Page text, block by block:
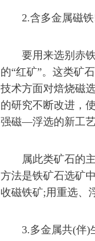
2.含多金属磁铁!
要用来选别赤铁
的“红矿”。这类矿
技术方面对焙烧磁
的研究不断改进，
强磁—浮选的新工艺
属此类矿石的主
方法是铁矿石选矿
收磁铁矿;用重选、
3.多金属共(伴)